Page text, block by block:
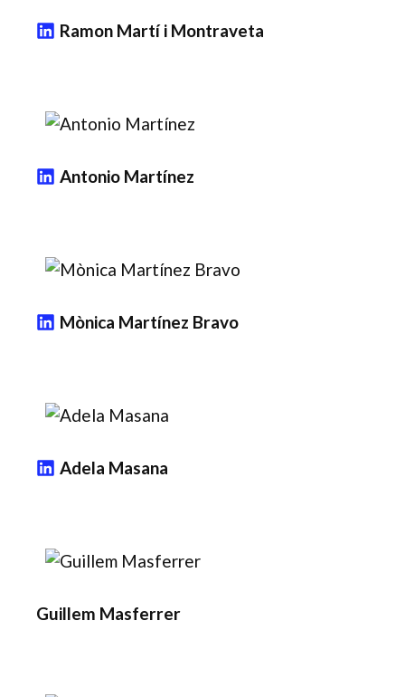
Ramon Martí i Montraveta
Antonio Martínez
Mònica Martínez Bravo
Adela Masana
Guillem Masferrer